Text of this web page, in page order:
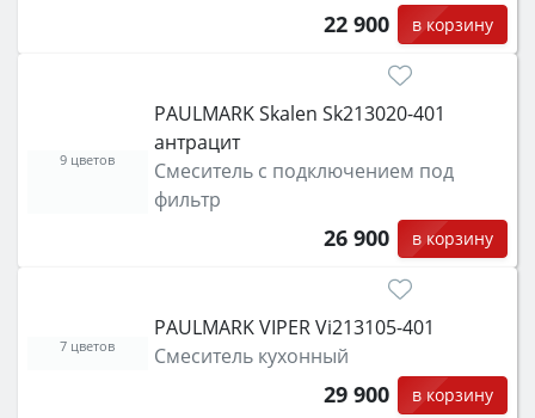
22 900 в корзину
PAULMARK Skalen Sk213020-401
антрацит
Смеситель с подключением под
фильтр
26 900 в корзину
9 цветов
PAULMARK VIPER Vi213105-401
Смеситель кухонный
29 900 в корзину
7 цветов